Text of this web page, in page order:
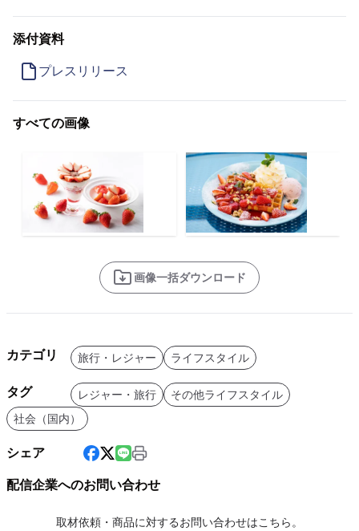
添付資料
プレスリリース
すべての画像
画像一括ダウンロード
カテゴリ 旅行・レジャー ライフスタイル
タグ レジャー・旅行
その他ライフスタイル
社会（国内）
シェア
配信企業へのお問い合わせ
取材依頼・商品に対するお問い合わせはこちら。